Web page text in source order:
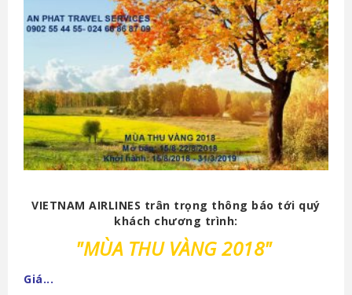
VIETNAM AIRLINES trân trọng thông báo tới quý
khách chương trình:
"MÙA THU VÀNG 2018"
Giá...